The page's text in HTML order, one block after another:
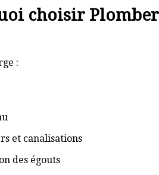
choisir
:
et canalisations
des égouts